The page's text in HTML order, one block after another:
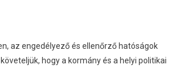
az engedélyező és ellenőrző hatóságok
hogy a kormány és a helyi politikai